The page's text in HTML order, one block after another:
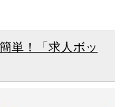
単！「求人ボッ